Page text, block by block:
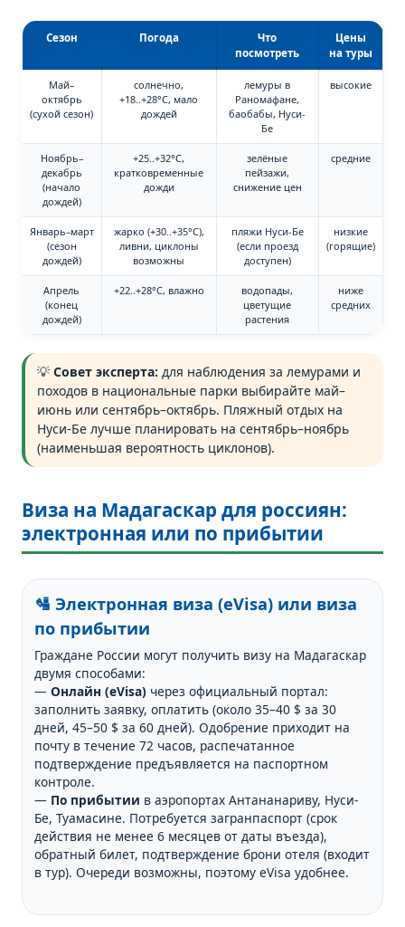
Сезон Погода
Что
посмотреть
Цены
на туры
Май–
октябрь
(сухой сезон)
солнечно,
+18..+28°C, мало
дождей
лемуры в
Раномафане,
баобабы, Нуси-
Бе
высокие
Ноябрь–
декабрь
(начало
дождей)
+25..+32°C,
кратковременные
дожди
зелёные
пейзажи,
снижение цен
средние
Январь–март
(сезон
дождей)
жарко (+30..+35°C),
ливни, циклоны
возможны
пляжи Нуси-Бе
(если проезд
доступен)
низкие
(горящие)
Апрель
(конец
дождей)
+22..+28°C, влажно
водопады,
цветущие
растения
ниже
средних
💡Совет эксперта: для наблюдения за лемурами и
походов в национальные парки выбирайте май–
июнь или сентябрь–октябрь. Пляжный отдых на
Нуси-Бе лучше планировать на сентябрь–ноябрь
(наименьшая вероятность циклонов).
Виза на Мадагаскар для россиян:
электронная или по прибытии
🛂 Электронная виза (eVisa) или виза
по прибытии
Граждане России могут получить визу на Мадагаскар
двумя способами:
—Онлайн (eVisa) через официальный портал:
заполнить заявку, оплатить (около 35–40 $ за 30
дней, 45–50 $ за 60 дней). Одобрение приходит на
почту в течение 72 часов, распечатанное
подтверждение предъявляется на паспортном
контроле.
— По прибытии в аэропортах Антананариву, Нуси-
Бе, Туамасине. Потребуется загранпаспорт (срок
действия не менее 6 месяцев от даты въезда),
обратный билет, подтверждение брони отеля (входит
в тур). Очереди возможны, поэтому eVisa удобнее.